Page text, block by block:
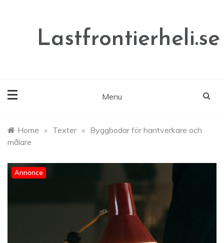
Lastfrontierheli.se
Menu
Home » Texter » Byggbodar för hantverkare och
målare
Annonce